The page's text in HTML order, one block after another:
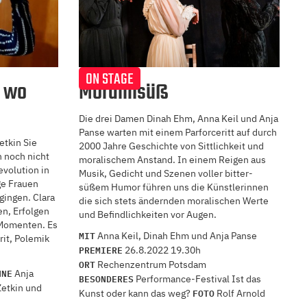
Sie
noch nicht
in
Frauen
Clara
Erfolgen
Es
Polemik
Anja
und
ON STAGE
Moralinsüß
Die drei Damen Dinah Ehm, Anna Keil und Anja
Panse warten mit einem Parforceritt auf durch
2000 Jahre Geschichte von Sittlichkeit und
moralischem Anstand. In einem Reigen aus
Musik, Gedicht und Szenen voller bitter-
süßem Humor führen uns die Künstlerinnen
die sich stets ändernden moralischen Werte
und Befindlichkeiten vor Augen.
MITAnna Keil, Dinah Ehm und Anja Panse
PREMIERE 26.8.2022 19.30h
ORTRechenzentrum Potsdam
BESONDERESPerformance-Festival Ist das
Kunst oder kann das weg? FOTORolf Arnold